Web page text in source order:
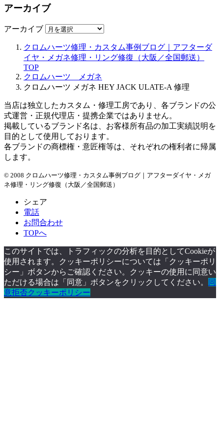
アーカイブ
アーカイブ
クロムハーツ修理・カスタム事例ブログ｜アフターダ
イヤ・メガネ修理・リング修復（大阪／全国郵送）
TOP
クロムハーツ メガネ
クロムハーツ メガネ HEY JACK ULATE-A 修理
当店は独立したカスタム・修理工房であり、各ブランドの公
式運営・正規代理店・提携企業ではありません。
掲載しているブランド名は、お客様所有品の加工実績説明を
目的として使用しております。
各ブランドの商標権・意匠権等は、それぞれの権利者に帰属
します。
© 2008 クロムハーツ修理・カスタム事例ブログ｜アフターダイヤ・メガ
ネ修理・リング修復（大阪／全国郵送）
シェア
電話
お問合わせ
TOPへ
このサイトでは、トラフィックの分析を目的としてCookieが
使用されます。クッキーポリシーについては「クッキーポリ
シー」ボタンからご確認ください。クッキーの使用に同意い
ただける場合は「同意」ボタンをクリックしてください。
同
意拒否クッキーポリシー